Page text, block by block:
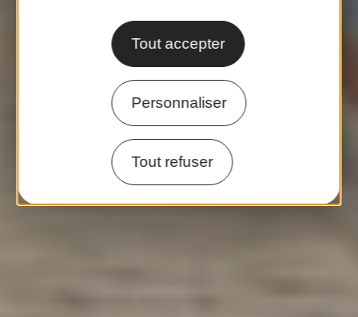
Tout accepter
Personnaliser
Tout refuser